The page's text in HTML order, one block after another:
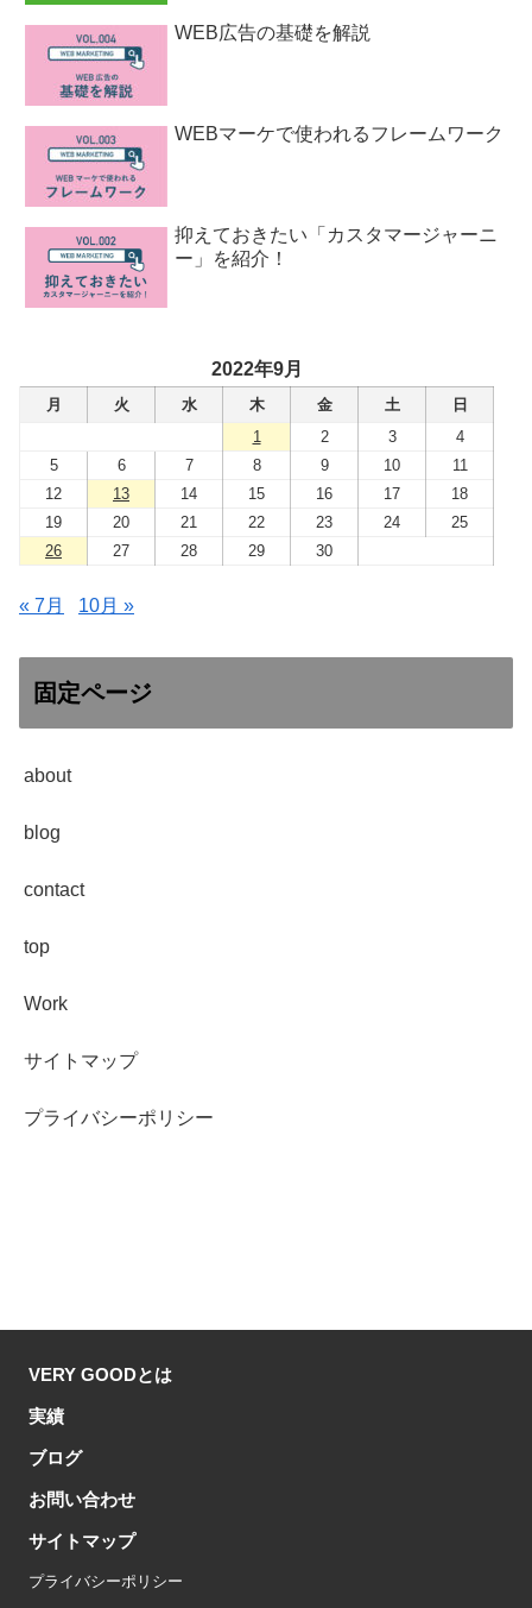
WEB広告の基礎を解説
WEBマーケで使われるフレームワーク
抑えておきたい「カスタマージャーニ
ー」を紹介！
2022年9月
月 火 水 木 金 土
日
1
2 3
4
5
6 7 8 9 10
11
12
13 14 15 16 17
18
19
20 21 22 23 24
25
26
27 28 29 30
« 7月 10月 »
固定ページ
about
blog
contact
top
Work
サイトマップ
プライバシーポリシー
VERY GOODとは
実績
ブログ
お問い合わせ
サイトマップ
プライバシーポリシー